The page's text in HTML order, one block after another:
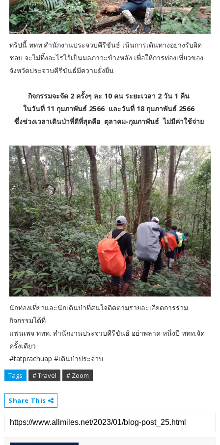
ทริปนี้ ททท.สำนักงานประจวบคีรีขันธ์ เน้นการเดินทางอย่างรับผิด
ชอบ จะไม่ทิ้งอะไรไว้เป็นมลภาวะข้างหลัง เพื่อให้การท่องเที่ยวของ
จังหวัดประจวบคีรีขันธ์มีความยั่งยืน
กิจกรรมจะจัด 2 ครั้งๆ ละ 10 คน ระยะเวลา 2 วัน 1 คืน
ในวันที่ 11 กุมภาพันธ์ 2566 และวันที่ 18 กุมภาพันธ์ 2566
ซึ่งช่วงเวลาเดินป่าที่ดีที่สุดคือ ตุลาคม-กุมภาพันธ์ ไม่มีค่าใช้จ่าย
นักท่องเที่ยวและนักเดินป่าที่สนใจติดตามรายละเอียดการร่วม
กิจกรรมได้ที่
แฟนเพจ ททท. สำนักงานประจวบคีรีขันธ์ อย่าพลาด หนึ่งปี ททท.จัด
ครั้งเดียว
#tatprachuap #เดินป่าประจวบ
Tags # Travel # Zoom
Share This